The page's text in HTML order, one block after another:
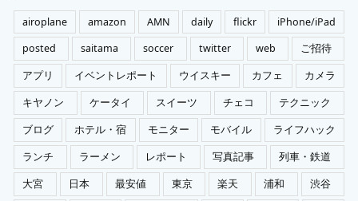
ー
airoplane amazon AMN daily flickr
iPhone/iPad
posted
saitama soccer twitter web
ご招待
アプリ
イベントレポート ウイスキー カフェ
カメラ
キヤノン
ケータイ スイーツ チェコ
テクニック
ブログ
ホテル・宿 モニター モバイル
ライフハック
ランチ
ラーメン レポート 写真記事
列車・鉄道
大宮
日本 最安値 東京 楽天 浦和
渋谷